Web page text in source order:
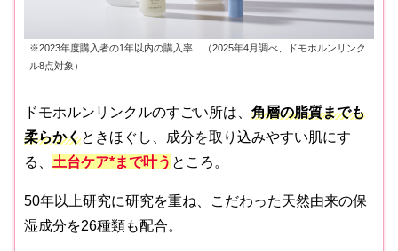
※2023年度購入者の1年以内の購入率 （2025年4月調べ、ドモホルンリンク
ル8点対象）
ドモホルンリンクルのすごい所は、 角層の脂質までも
柔らかくときほぐし、成分を取り込みやすい肌にす
る、 土台ケア*まで叶う ところ。
50年以上研究に研究を重ね、こだわった天然由来の保
湿成分を26種類も配合。